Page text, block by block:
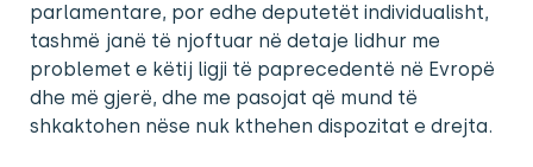
parlamentare, por edhe deputetët individualisht,
tashmë janë të njoftuar në detaje lidhur me
problemet e këtij ligji të paprecedentë në Evropë
dhe më gjerë, dhe me pasojat që mund të
shkaktohen nëse nuk kthehen dispozitat e drejta.